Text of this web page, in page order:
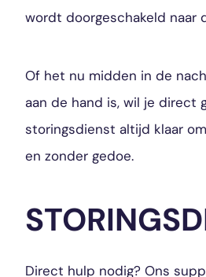
wordt doorgeschakeld naar
Of het nu midden in de
aan de hand is, wil je direct
storingsdienst altijd klaar
en zonder gedoe.
Direct hulp nodig? Ons